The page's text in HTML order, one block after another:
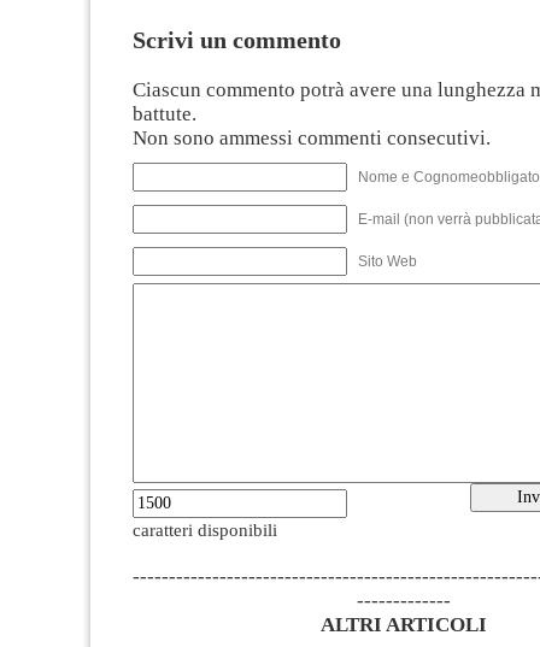
Scrivi un commento
Ciascun commento potrà avere una lunghezza
battute.
Non sono ammessi commenti consecutivi.
Nome e
E-mail (non verrà
Sito Web
caratteri disponibili
-------------
ALTRI ARTICOLI